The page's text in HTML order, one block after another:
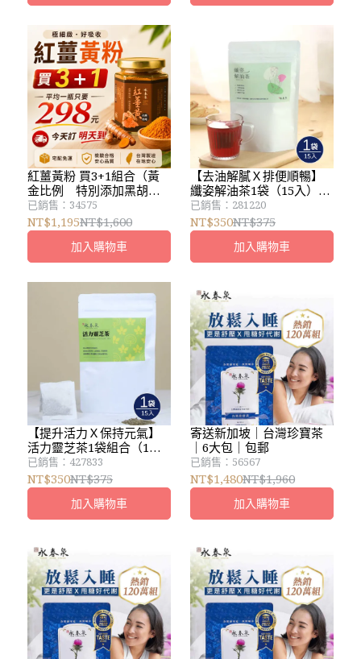
紅薑黃粉 買3+1組合（黃
金比例 特別添加黑胡椒
粉）優惠活動：宅配免運
＿pm:3:00前下單，隔日到
貨，遇假日延後
已銷售：34575
NT$1,195NT$1,600
加入購物車
【去油解膩Ｘ排便順暢】
纖姿解油茶1袋（15入）｜
養生冷泡花茶系列
已銷售：281220
NT$350NT$375
加入購物車
【提升活力Ｘ保持元氣】
活力靈芝茶1袋組合（1
袋/15小包）｜清爽養生
已銷售：427833
NT$350NT$375
加入購物車
寄送新加坡｜台灣珍寶茶
｜6大包｜包郵
已銷售：56567
NT$1,480NT$1,960
加入購物車